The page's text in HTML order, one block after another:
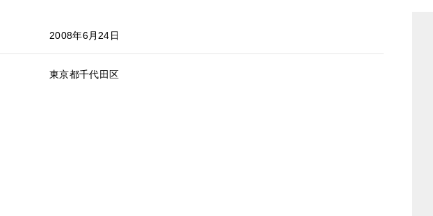
2008年6月24日
東京都千代田区